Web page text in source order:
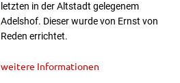
letzten in der Altstadt gelegenem
Adelshof. Dieser wurde von Ernst von
Reden errichtet.
weitere Informationen